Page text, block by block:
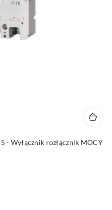
- Wyłącznik rozłącznik MOCY